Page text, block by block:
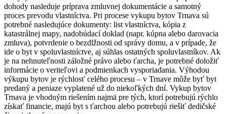
dohody nasleduje príprava zmluvnej dokumentácie a samotný
proces prevodu vlastníctva. Pri procese vykupu bytov Trnava sú
potrebné nasledujúce dokumenty: list vlastníctva, kópia z
katastrálnej mapy, nadobúdací doklad (napr. kúpna alebo darovacia
zmluva), potvrdenie o bezdlžnosti od správy domu, a v prípade, že
ide o byt v spoluvlastníctve, aj súhlas ostatných spoluvlastníkov. Ak
je na nehnuteľnosti záložné právo alebo ťarcha, je potrebné doložiť
informácie o veriteľovi a podmienkach vysporiadania. Výhodou
výkupu bytov je rýchlosť celého procesu – v Trnave môže byť byt
predaný a peniaze vyplatené už do niekoľkých dní. Vykup bytov
Trnava je vhodným riešením najmä pre tých, ktorí potrebujú rýchlo
získať financie, majú byt s ťarchou alebo potrebujú riešiť dedičské